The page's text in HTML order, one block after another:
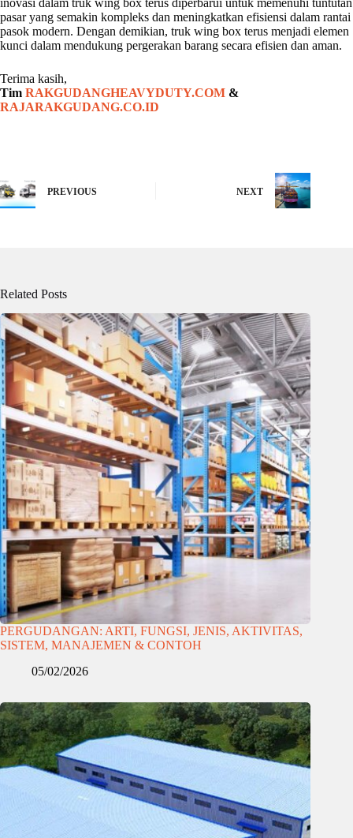
inovasi dalam truk wing box terus diperbarui untuk memenuhi tuntutan
pasar yang semakin kompleks dan meningkatkan efisiensi dalam rantai
pasok modern. Dengan demikian, truk wing box terus menjadi elemen
kunci dalam mendukung pergerakan barang secara efisien dan aman.
Terima kasih,
Tim RAKGUDANGHEAVYDUTY.COM &
RAJARAKGUDANG.CO.ID
PREVIOUS NEXT
Related Posts
PERGUDANGAN: ARTI, FUNGSI, JENIS, AKTIVITAS,
SISTEM, MANAJEMEN & CONTOH
05/02/2026